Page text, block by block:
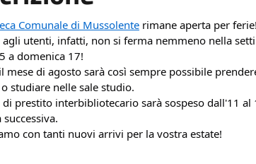
Comunale di Mussolente rimane aperta per
utenti, infatti, non si ferma nemmeno nella
a domenica 17!
mese di agosto sarà così sempre possibile
studiare nelle sale studio.
prestito interbibliotecario sarà sospeso dall'11
con tanti nuovi arrivi per la vostra estate!